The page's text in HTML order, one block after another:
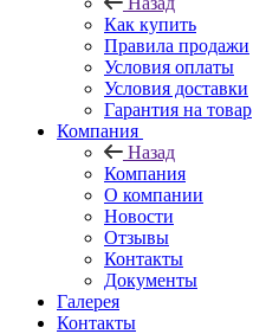
Как купить
Правила продажи
Условия оплаты
Условия доставки
Гарантия на товар
Компания
Назад
Компания
О компании
Новости
Отзывы
Контакты
Документы
Галерея
Контакты